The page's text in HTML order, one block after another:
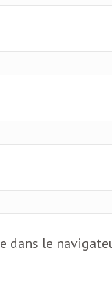
dans le